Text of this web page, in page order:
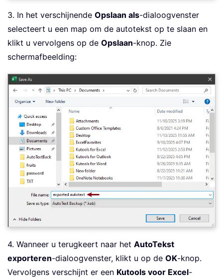
3. In het verschijnende Opslaan als-dialoogvenster
selecteert u een map om de autotekst op te slaan en
klikt u vervolgens op de Opslaan-knop. Zie
schermafbeelding:
4. Wanneer u terugkeert naar het AutoTekst
exporteren-dialoogvenster, klikt u op de OK-knop.
Vervolgens verschijnt er een Kutools voor Excel-